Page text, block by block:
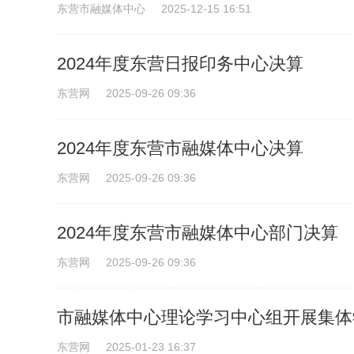
东营市融媒体中心 2025-12-15 16:51
2024年度东营日报印务中心决算
东营网 2025-09-26 09:36
2024年度东营市融媒体中心决算
东营网 2025-09-26 09:36
2024年度东营市融媒体中心部门决算
东营网 2025-09-26 09:36
市融媒体中心理论学习中心组开展集
东营网 2025-01-23 16:37